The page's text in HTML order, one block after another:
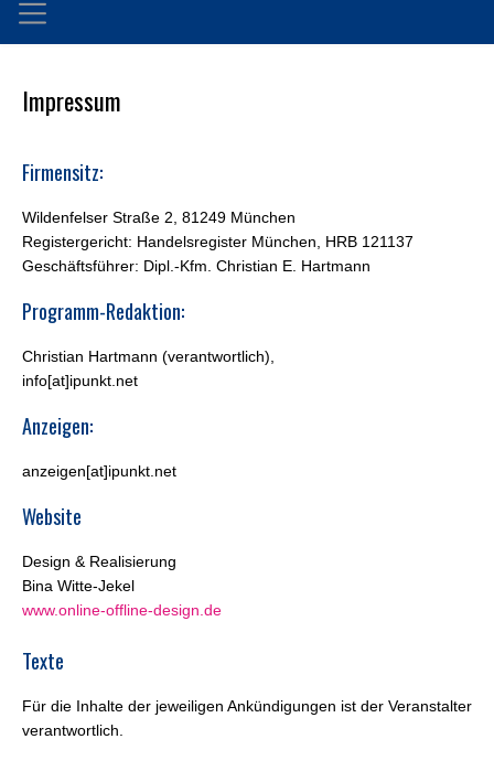
Impressum
Firmensitz:
Wildenfelser Straße 2, 81249 München
Registergericht: Handelsregister München, HRB 121137
Geschäftsführer: Dipl.-Kfm. Christian E. Hartmann
Programm-Redaktion:
Christian Hartmann (verantwortlich),
info[at]ipunkt.net
Anzeigen:
anzeigen[at]ipunkt.net
Website
Design & Realisierung
Bina Witte-Jekel
www.online-offline-design.de
Texte
Für die Inhalte der jeweiligen Ankündigungen ist der Veranstalter
verantwortlich.